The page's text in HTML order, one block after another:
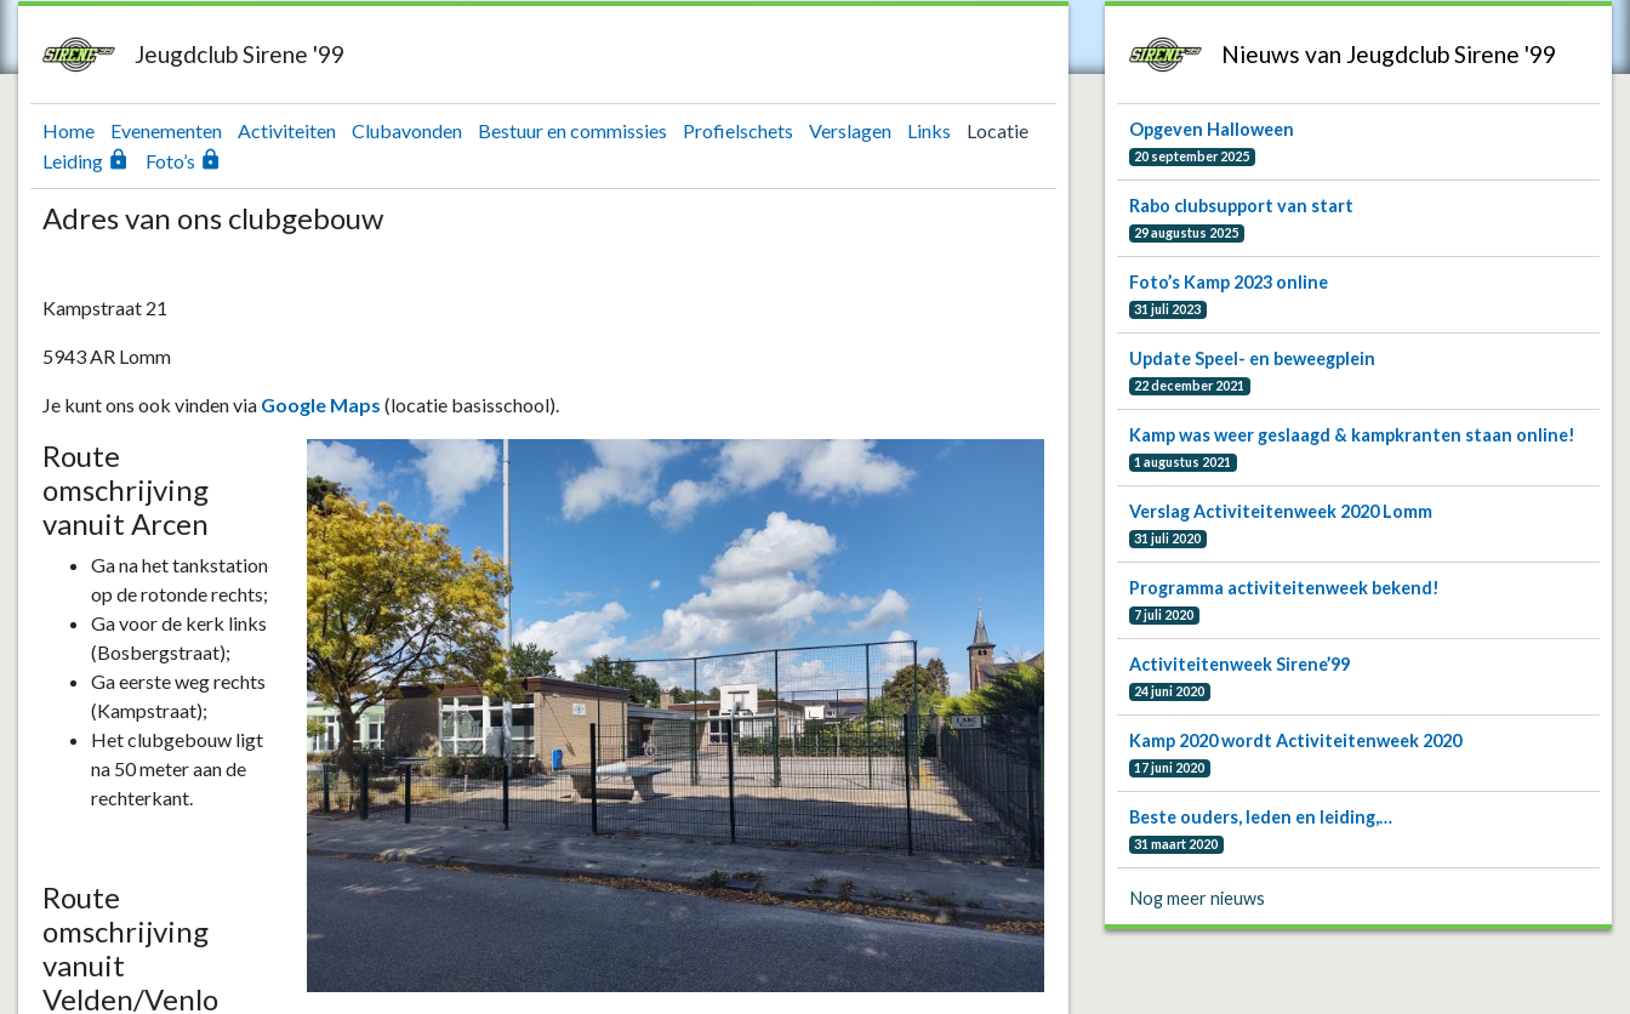
Jeugdclub Sirene '99
Home Evenementen Activiteiten Clubavonden Bestuur en commissies Profielschets Verslagen Links
Locatie
Leiding lock Foto’s lock
Adres van ons clubgebouw
Kampstraat 21
5943 AR Lomm
Je kunt ons ook vinden via Google Maps (locatie basisschool).
Route
omschrijving
vanuit Arcen
Ga na het tankstation
op de rotonde rechts;
Ga voor de kerk links
(Bosbergstraat);
Ga eerste weg rechts
(Kampstraat);
Het clubgebouw ligt
na 50 meter aan de
rechterkant.
Route
omschrijving
vanuit
Velden/Venlo
Nieuws van Jeugdclub Sirene '99
Opgeven Halloween
20 september 2025
Rabo clubsupport van start
29 augustus 2025
Foto’s Kamp 2023 online
31 juli 2023
Update Speel- en beweegplein
22 december 2021
Kamp was weer geslaagd & kampkranten staan online!
1 augustus 2021
Verslag Activiteitenweek 2020 Lomm
31 juli 2020
Programma activiteitenweek bekend!
7 juli 2020
Activiteitenweek Sirene’99
24 juni 2020
Kamp 2020 wordt Activiteitenweek 2020
17 juni 2020
Beste ouders, leden en leiding,…
31 maart 2020
Nog meer nieuws